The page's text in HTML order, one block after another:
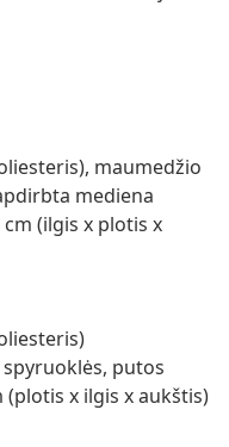
maumedžio
mediena
(ilgis x plotis x
putos
(plotis x ilgis x aukštis)